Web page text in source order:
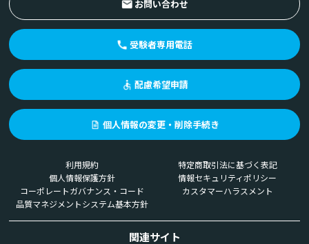
お問い合わせ
受験者専用電話
配慮希望申請
個人情報の変更・削除手続き
利用規約
特定商取引法に基づく表記
個人情報保護方針
情報セキュリティポリシー
コーポレートガバナンス・コード
カスタマーハラスメント
品質マネジメントシステム基本方針
関連サイト